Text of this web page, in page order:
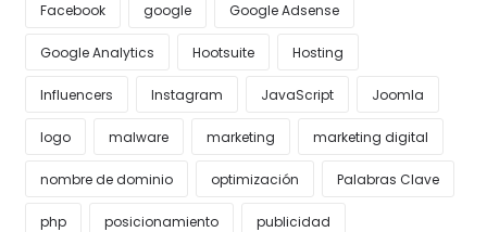
Facebook google Google Adsense
Google Analytics Hootsuite Hosting
Influencers Instagram JavaScript Joomla
logo malware marketing marketing digital
nombre de dominio optimización Palabras Clave
php posicionamiento publicidad